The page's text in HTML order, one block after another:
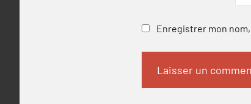
Enregistrer mon